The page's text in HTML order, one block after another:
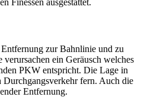
Finessen ausgestattet.
zur Bahnlinie und zu
ein Geräusch welches
PKW entspricht. Die Lage in
Durchgangsverkehr fern. Auch die
Entfernung.